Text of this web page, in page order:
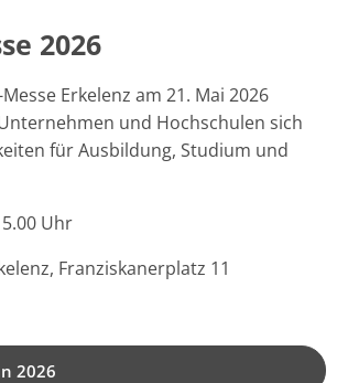
2026
Erkelenz am 21. Mai 2026
und Hochschulen sich
für Ausbildung, Studium und
Uhr
Franziskanerplatz 11
2026